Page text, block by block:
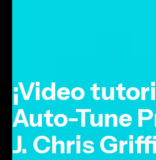
¡Video
Auto-Tune
J. Chris